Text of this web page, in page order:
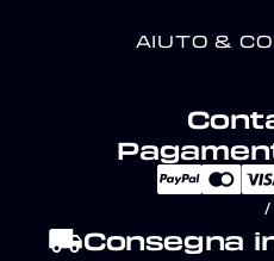
AIUTO &
/
local_shippingConsegna